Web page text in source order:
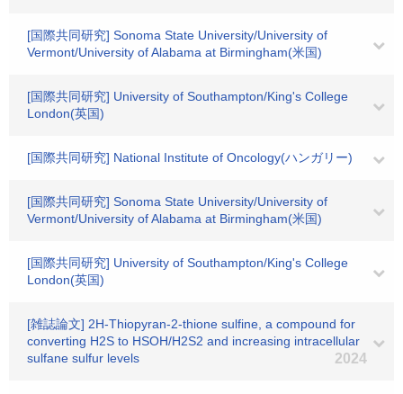
[国際共同研究] Sonoma State University/University of
Vermont/University of Alabama at Birmingham(米国)
[国際共同研究] University of Southampton/King's College
London(英国)
[国際共同研究] National Institute of Oncology(ハンガリー)
[国際共同研究] Sonoma State University/University of
Vermont/University of Alabama at Birmingham(米国)
[国際共同研究] University of Southampton/King's College
London(英国)
[雑誌論文] 2H-Thiopyran-2-thione sulfine, a compound for
converting H2S to HSOH/H2S2 and increasing intracellular
sulfane sulfur levels
2024